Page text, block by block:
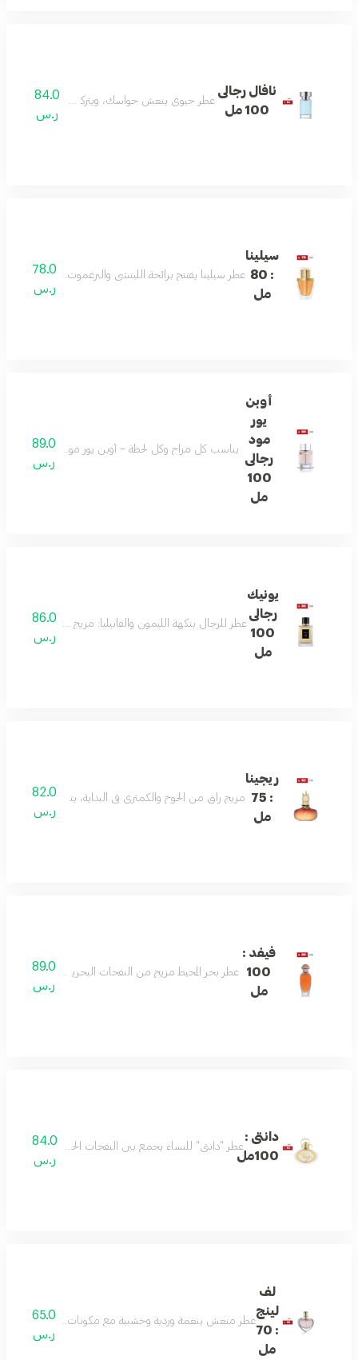
نافال رجالى
100 مل
عطر حيوي ينعش حواسك، ويتركك منتعشًا ومليئًا
84.0
ر.س
سيلينا
: 80
مل
عطر سيلينا يفتتح برائحة الليتشي والبرغموت، ثم يتدرج
78.0
ر.س
أوبن
يور
مود
رجالى
100
مل
يناسب كل مزاج وكل لحظة – أوبن يور مود يمزج89.0
ر.س
يونيك
رجالى
100
مل
عطر للرجال بنكهة الليمون والفانيليا: مزيج أنيق من
86.0
ر.س
ريجينا
: 75
مل
مزيج راقٍ من الخوخ والكمثرى في البداية، يتناغم مع قلب من
82.0
ر.س
فيفد :
100
مل
عطر بحر المحيط مزيج من النفحات البحرية والأخشاب
89.0
ر.س
دانتى :
100مل
عطر "دانتي" للنساء يجمع بين النفحات الحلوة والعميقة
84.0
ر.س
لف
لينج
: 70
مل
عطر منعش بنغمة وردية وخشبية مع مكونات علوية من65.0
ر.س